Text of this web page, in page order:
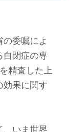
委嘱によ
自閉症の専
精査した上
効果に関す
、いま世界